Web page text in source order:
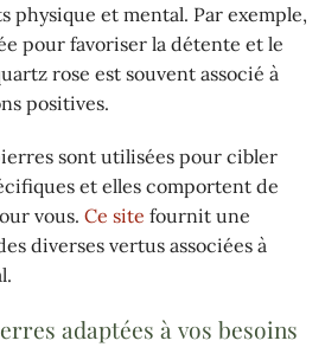
physique et mental. Par exemple,
pour favoriser la détente et le
rose est souvent associé à
positives.
sont utilisées pour cibler
et elles comportent de
vous. Ce site fournit une
diverses vertus associées à
adaptées à vos besoins